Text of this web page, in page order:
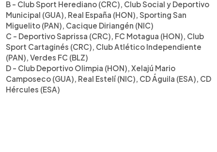
B - Club Sport Herediano (CRC), Club Social y Deportivo
Municipal (GUA), Real España (HON), Sporting San
Miguelito (PAN), Cacique Diriangén (NIC)
C - Deportivo Saprissa (CRC), FC Motagua (HON), Club
Sport Cartaginés (CRC), Club Atlético Independiente
(PAN), Verdes FC (BLZ)
D - Club Deportivo Olimpia (HON), Xelajú Mario
Camposeco (GUA), Real Estelí (NIC), CD Águila (ESA), CD
Hércules (ESA)